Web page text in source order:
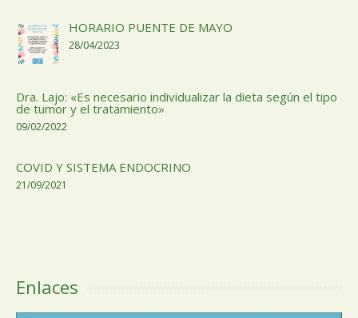
HORARIO PUENTE DE MAYO
28/04/2023
Dra. Lajo: «Es necesario individualizar la dieta según el tipo
de tumor y el tratamiento»
09/02/2022
COVID Y SISTEMA ENDOCRINO
21/09/2021
Enlaces